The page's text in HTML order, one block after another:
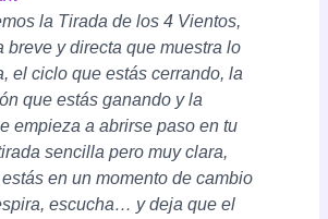
la Tirada de los 4 Vientos,
breve y directa que muestra lo
el ciclo que estás cerrando, la
que estás ganando y la
empieza a abrirse paso en tu
sencilla pero muy clara,
en un momento de cambio
escucha… y deja que el